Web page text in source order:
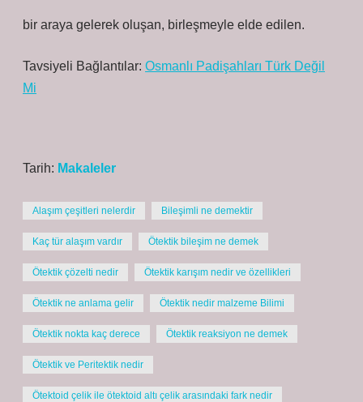
bir araya gelerek oluşan, birleşmeyle elde edilen.
Tavsiyeli Bağlantılar: Osmanlı Padişahları Türk Değil
Mi
Tarih: Makaleler
Alaşım çeşitleri nelerdir Bileşimli ne demektir
Kaç tür alaşım vardır Ötektik bileşim ne demek
Ötektik çözelti nedir Ötektik karışım nedir ve özellikleri
Ötektik ne anlama gelir Ötektik nedir malzeme Bilimi
Ötektik nokta kaç derece Ötektik reaksiyon ne demek
Ötektik ve Peritektik nedir
Ötektoid çelik ile ötektoid altı çelik arasındaki fark nedir